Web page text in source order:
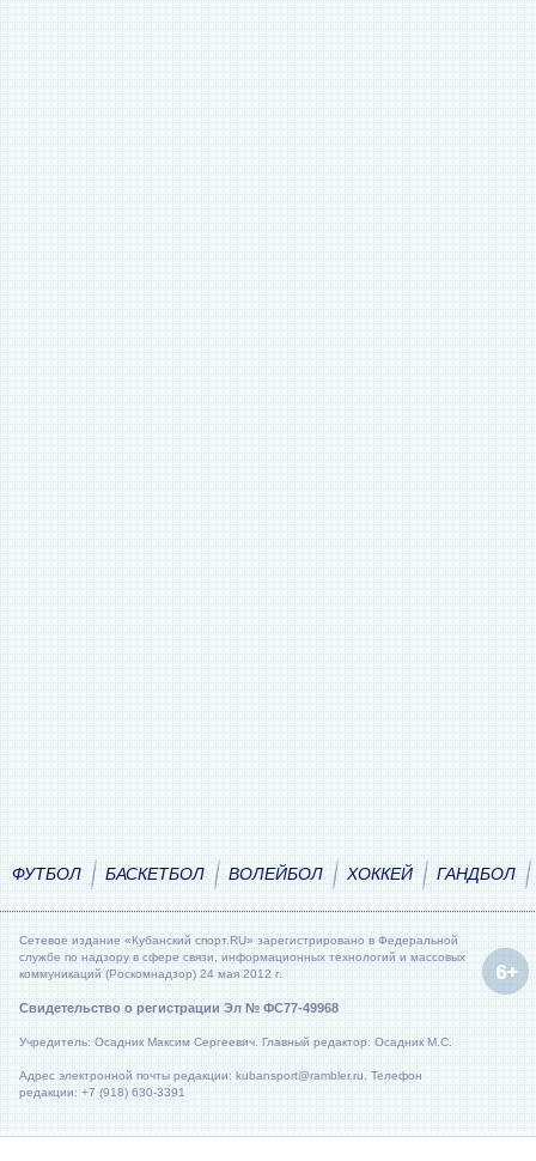
ФУТБОЛ БАСКЕТБОЛ ВОЛЕЙБОЛ ХОККЕЙ ГАНДБОЛ
Сетевое издание «Кубанский спорт.RU» зарегистрировано в Федеральной
службе по надзору в сфере связи, информационных технологий и массовых
коммуникаций (Роскомнадзор) 24 мая 2012 г.
Свидетельство о регистрации Эл № ФС77-49968
Учредитель: Осадник Максим Сергеевич. Главный редактор: Осадник М.С.
Адрес электронной почты редакции: kubansport@rambler.ru. Телефон
редакции: +7 (918) 630-3391